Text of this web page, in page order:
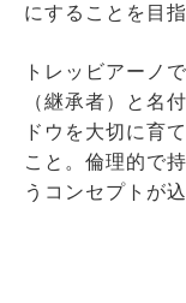
にすることを目
トレッビアーノ
（継承者）と名
ドウを大切に育
こと。倫理的で
うコンセプトが